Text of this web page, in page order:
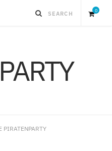
0
PIRATENPARTY